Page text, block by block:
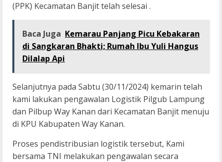
(PPK) Kecamatan Banjit telah selesai .
Baca Juga Kemarau Panjang Picu Kebakaran
di Sangkaran Bhakti; Rumah Ibu Yuli Hangus
Dilalap Api
Selanjutnya pada Sabtu (30/11/2024) kemarin telah
kami lakukan pengawalan Logistik Pilgub Lampung
dan Pilbup Way Kanan dari Kecamatan Banjit menuju
di KPU Kabupaten Way Kanan.
Proses pendistribusian logistik tersebut, Kami
bersama TNI melakukan pengawalan secara